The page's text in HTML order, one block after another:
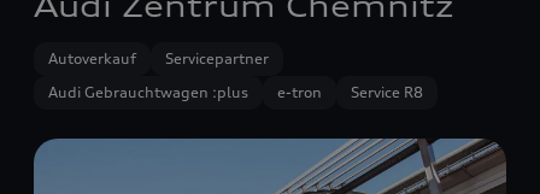
Autoverkauf
Servicepartner
Audi Gebrauchtwagen :plus
e-tron Service R8